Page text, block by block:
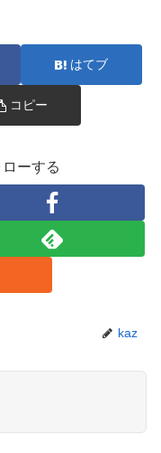
はてブ
コピー
ーする
kaz